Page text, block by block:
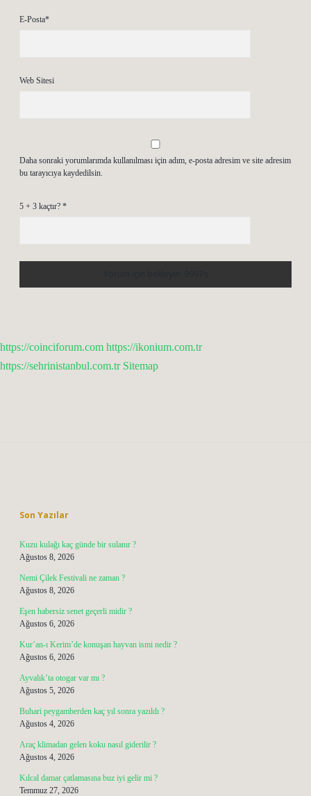
E-Posta*
Web Sitesi
Daha sonraki yorumlarımda kullanılması için adım, e-posta adresim ve site adresim
bu tarayıcıya kaydedilsin.
5 + 3 kaçtır? *
https://coinciforum.com https://ikonium.com.tr
https://sehrinistanbul.com.tr Sitemap
Son Yazılar
Kuzu kulağı kaç günde bir sulanır ?
Ağustos 8, 2026
Nemi Çilek Festivali ne zaman ?
Ağustos 8, 2026
Eşen habersiz senet geçerli midir ?
Ağustos 6, 2026
Kur’an-ı Kerim’de konuşan hayvan ismi nedir ?
Ağustos 6, 2026
Ayvalık’ta otogar var mı ?
Ağustos 5, 2026
Buhari peygamberden kaç yıl sonra yazıldı ?
Ağustos 4, 2026
Araç klimadan gelen koku nasıl giderilir ?
Ağustos 4, 2026
Kılcal damar çatlamasına buz iyi gelir mi ?
Temmuz 27, 2026